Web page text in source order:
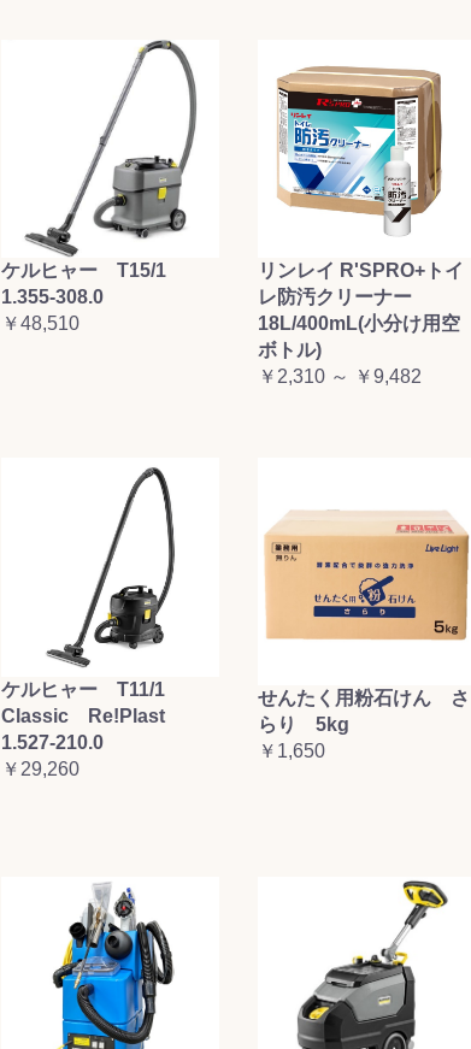
ケルヒャー T15/1
1.355-308.0
￥48,510
リンレイ R'SPRO+トイ
レ防汚クリーナー
18L/400mL(小分け用空
ボトル)
￥2,310 ～ ￥9,482
ケルヒャー T11/1
Classic Re!Plast
1.527-210.0
￥29,260
せんたく用粉石けん さ
らり 5kg
￥1,650